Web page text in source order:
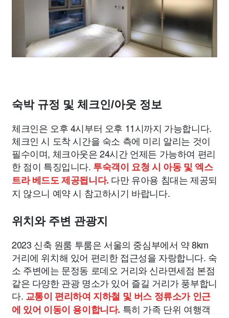
숙박 규정 및 체크인/아웃 정보
체크인은 오후 4시부터 오후 11시까지 가능합니다.
체크인 시 도착 시간을 숙소 측에 미리 알리는 것이
필수이며, 체크아웃은 24시간 언제든 가능하여 편리
한 점이 특징입니다. 투숙객이 요청 시 아동 및 엑스
트라 베드도 제공됩니다. 다만 유아용 침대는 제공되
지 않으니 예약 시 참고하시기 바랍니다.
위치와 주변 관광지
2023 신축 원룸 투룸은 서울의 중심부에서 약 8km
거리에 위치해 있어 편리한 접근성을 자랑합니다. 숙
소 주변에는 문정동 로데오 거리와 신라면세점 본점
같은 다양한 관광 명소가 있어 즐길 거리가 풍부합니
다. 교통이 편리하여 지하철 및 버스 정류소가 인근
에 있어 이동이 용이합니다. 특히 가족 단위 여행객